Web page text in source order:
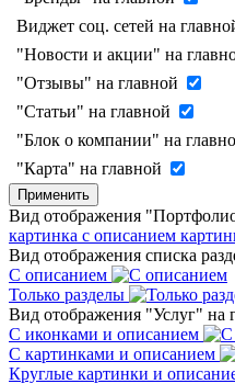
Виджет соц. сетей на
"Новости и акции" на
"Отзывы" на главной
"Статьи" на главной
"Блок о компании" на
"Карта" на главной
Применить
Вид отображения
картинка с описанием
Вид отображения списка
С описанием
Только разделы
Вид отображения "Услуг" на
С иконками и описанием
С картинками и описанием
Круглые картинки и